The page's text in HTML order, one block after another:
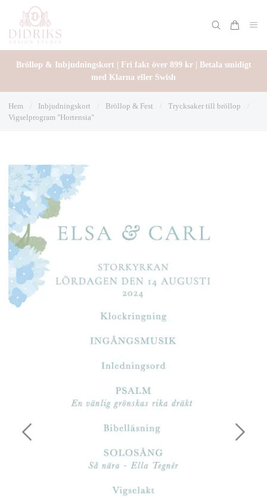
Bröllop & Inbjudningskort | Fri fakt över 899 kr | Betala smidigt
med Klarna eller Swish
Hem Inbjudningskort Bröllop & Fest Trycksaker till bröllop
Vigselprogram "Hortensia"